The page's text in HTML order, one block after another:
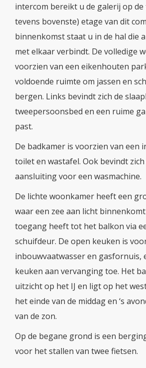
intercom bereikt u de galerij op de
tevens bovenste) etage van dit
binnenkomst staat u in de hal die
met elkaar verbindt. De volledige
voorzien van een eikenhouten
voldoende ruimte om jassen en
bergen. Links bevindt zich de
tweepersoonsbed en een ruime
past.
De badkamer is voorzien van een
toilet en wastafel. Ook bevindt zich
aansluiting voor een wasmachine.
De lichte woonkamer heeft een
waar een zee aan licht
toegang heeft tot het balkon via
schuifdeur. De open keuken is
inbouwvaatwasser en gasfornuis,
keuken aan vervanging toe. Het
uitzicht op het IJ en ligt op het
het einde van de middag en ‘s
van de zon.
Op de begane grond is een
voor het stallen van twee fietsen.